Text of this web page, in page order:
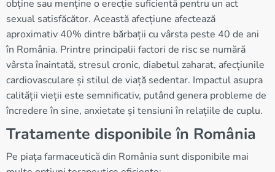
obține sau menține o erecție suficientă pentru un act
sexual satisfăcător. Această afecțiune afectează
aproximativ 40% dintre bărbații cu vârsta peste 40 de ani
în România. Printre principalii factori de risc se numără
vârsta înaintată, stresul cronic, diabetul zaharat, afecțiunile
cardiovasculare și stilul de viață sedentar. Impactul asupra
calității vieții este semnificativ, putând genera probleme de
încredere în sine, anxietate și tensiuni în relațiile de cuplu.
Tratamente disponibile în România
Pe piața farmaceutică din România sunt disponibile mai